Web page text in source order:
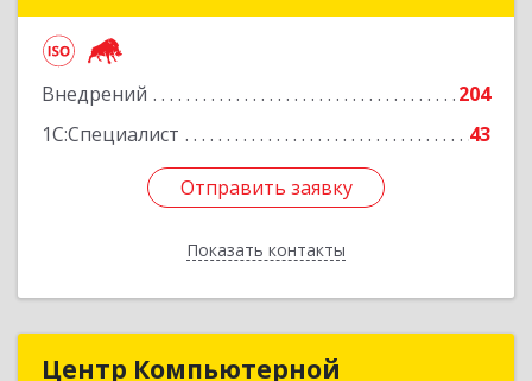
Внедрений
204
1С:Специалист
43
Отправить заявку
Показать контакты
Подробнее
Отправить заявку
Назад
Центр Компьютерной
Центр Компьютерной